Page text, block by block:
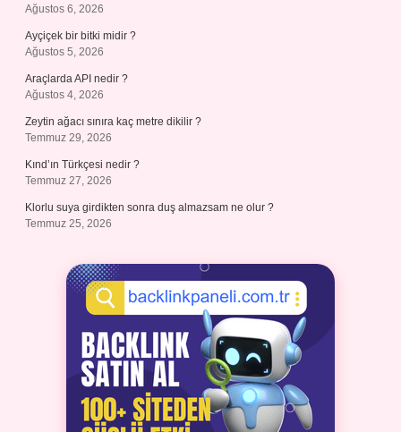
Ağustos 6, 2026
Ayçiçek bir bitki midir ?
Ağustos 5, 2026
Araçlarda API nedir ?
Ağustos 4, 2026
Zeytin ağacı sınıra kaç metre dikilir ?
Temmuz 29, 2026
Kınd’ın Türkçesi nedir ?
Temmuz 27, 2026
Klorlu suya girdikten sonra duş almazsam ne olur ?
Temmuz 25, 2026